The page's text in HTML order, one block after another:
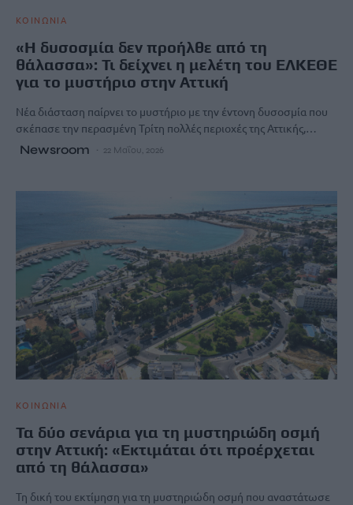
ΚΟΙΝΩΝΙΑ
«Η δυσοσμία δεν προήλθε από τη
θάλασσα»: Τι δείχνει η μελέτη του ΕΛΚΕΘΕ
για το μυστήριο στην Αττική
Νέα διάσταση παίρνει το μυστήριο με την έντονη δυσοσμία που
σκέπασε την περασμένη Τρίτη πολλές περιοχές της Αττικής,…
Newsroom 22 Μαΐου, 2026
ΚΟΙΝΩΝΙΑ
Τα δύο σενάρια για τη μυστηριώδη οσμή
στην Αττική: «Εκτιμάται ότι προέρχεται
από τη θάλασσα»
Τη δική του εκτίμηση για τη μυστηριώδη οσμή που αναστάτωσε